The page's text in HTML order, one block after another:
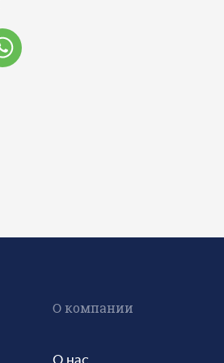
О компании